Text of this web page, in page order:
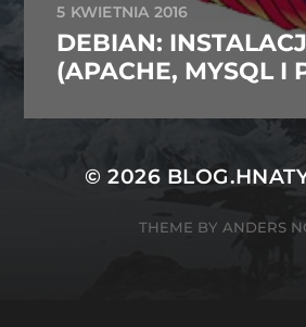
5 KWIETNIA 2016
DEBIAN:
(APACHE, MYSQL I
© 2026
THEME BY ANDERS